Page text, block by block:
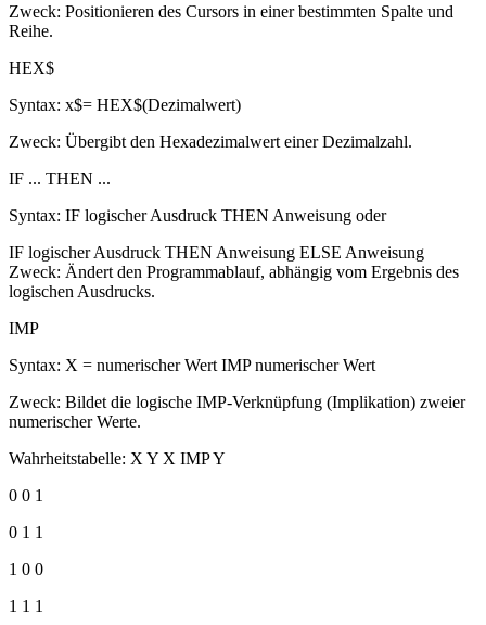
Zweck: Positionieren des Cursors in einer bestimmten Spalte und
Reihe.
HEX$
Syntax: x$= HEX$(Dezimalwert)
Zweck: Übergibt den Hexadezimalwert einer Dezimalzahl.
IF ... THEN ...
Syntax: IF logischer Ausdruck THEN Anweisung oder
IF logischer Ausdruck THEN Anweisung ELSE Anweisung
Zweck: Ändert den Programmablauf, abhängig vom Ergebnis des
logischen Ausdrucks.
IMP
Syntax: X = numerischer Wert IMP numerischer Wert
Zweck: Bildet die logische IMP-Verknüpfung (Implikation) zweier
numerischer Werte.
Wahrheitstabelle: X Y X IMP Y
0 0 1
0 1 1
1 0 0
1 1 1